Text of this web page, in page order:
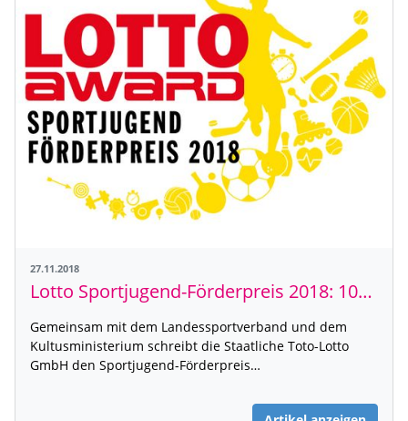
27.11.2018
Lotto Sportjugend-Förderpreis 2018: 100.000 Euro für vorbildliche Jugendarbeit
Gemeinsam mit dem Landessportverband und dem
Kultusministerium schreibt die Staatliche Toto-Lotto
GmbH den Sportjugend-Förderpreis…